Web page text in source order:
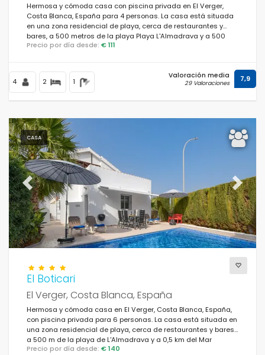
Opciones
Distancias
Confort
Servicios
Vistas
Categorías adicionales
Hermosa y cómoda casa con piscina privada en El Verger,
Costa Blanca, España para 4 personas. La casa está situada
en una zona residencial de playa, cerca de restaurantes y
bares, a 500 metros de la playa Playa L'Almadrava y a 500
metros del Mar Mediterráneo.
Precio por día desde: € 111
4 2 1
Valoración media
29 Valoraciones 7,9
CASA
Previous Next
El Boticari
El Verger, Costa Blanca, España
Hermosa y cómoda casa en El Verger, Costa Blanca, España,
con piscina privada para 6 personas. La casa está situada en
una zona residencial de playa, cerca de restaurantes y bares,
a 500 m de la playa de L'Almadrava y a 0,5 km del Mar
Mediterráneo.
Precio por día desde: € 140